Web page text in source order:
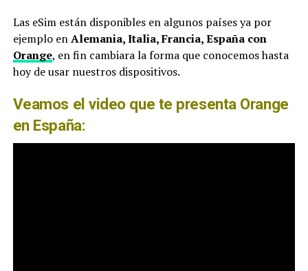
Las eSim están disponibles en algunos países ya por
ejemplo enAlemania, Italia, Francia, España con
Orange, en fin cambiara la forma que conocemos hasta
hoy de usar nuestros dispositivos.
Veamos el video que te presenta Orange
en España: